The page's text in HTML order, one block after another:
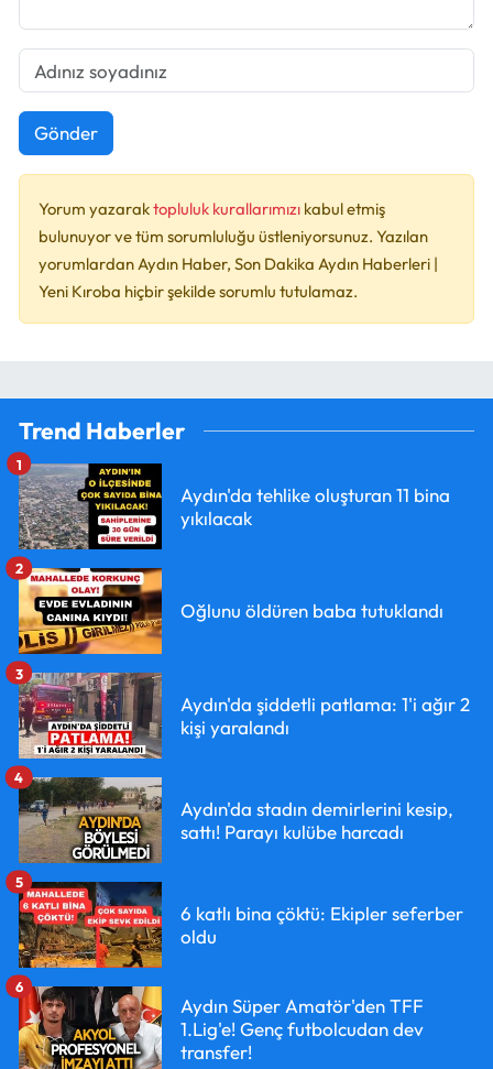
Gönder
Yorum yazaraktopluluk kurallarımızı kabul etmiş
bulunuyor ve tüm sorumluluğu üstleniyorsunuz. Yazılan
yorumlardan Aydın Haber, Son Dakika Aydın Haberleri |
Yeni Kıroba hiçbir şekilde sorumlu tutulamaz.
Trend Haberler
Aydın'da tehlike oluşturan 11 bina
yıkılacak
1
Oğlunu öldüren baba tutuklandı
2
Aydın'da şiddetli patlama: 1'i ağır 2
kişi yaralandı
3
Aydın'da stadın demirlerini kesip,
sattı! Parayı kulübe harcadı
4
6 katlı bina çöktü: Ekipler seferber
oldu
5
Aydın Süper Amatör'den TFF
1.Lig'e! Genç futbolcudan dev
transfer!
6